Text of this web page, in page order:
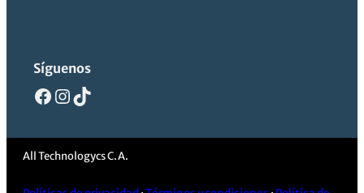
Síguenos
Facebook
Instagram
TikTok
All Technologycs C.A.